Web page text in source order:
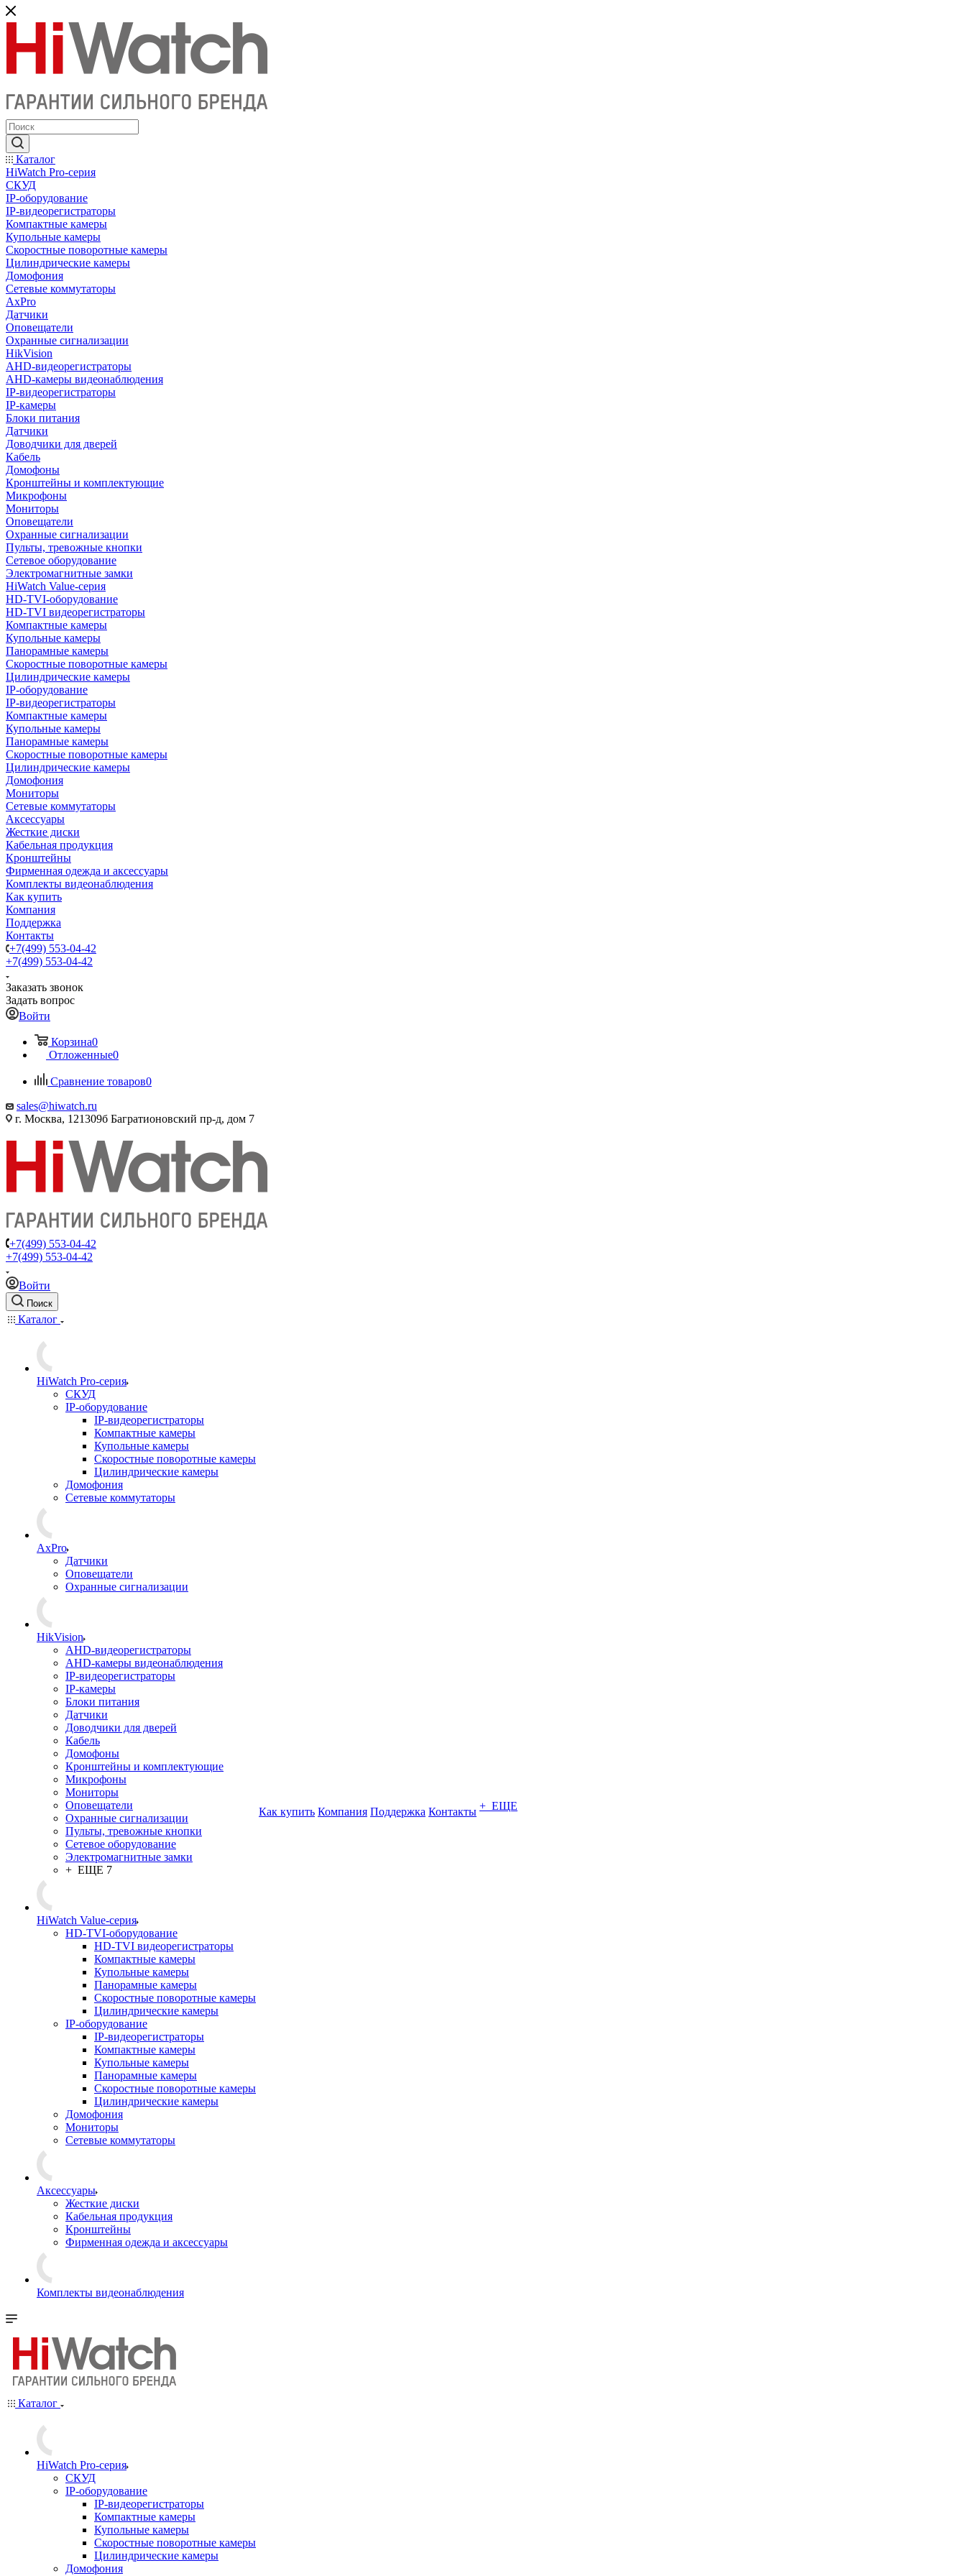
Каталог
HiWatch Pro-серия
CКУД
IP-оборудование
IP-видеорегистраторы
Компактные камеры
Купольные камеры
Скоростные поворотные камеры
Цилиндрические камеры
Домофония
Сетевые коммутаторы
AxPro
Датчики
Оповещатели
Охранные сигнализации
HikVision
AHD-видеорегистраторы
AHD-камеры видеонаблюдения
IP-видеорегистраторы
IP-камеры
Блоки питания
Датчики
Доводчики для дверей
Кабель
Домофоны
Кронштейны и комплектующие
Микрофоны
Мониторы
Оповещатели
Охранные сигнализации
Пульты, тревожные кнопки
Сетевое оборудование
Электромагнитные замки
HiWatch Value-серия
HD-TVI-оборудование
HD-TVI видеорегистраторы
Компактные камеры
Купольные камеры
Панорамные камеры
Скоростные поворотные камеры
Цилиндрические камеры
IP-оборудование
IP-видеорегистраторы
Компактные камеры
Купольные камеры
Панорамные камеры
Скоростные поворотные камеры
Цилиндрические камеры
Домофония
Мониторы
Сетевые коммутаторы
Аксессуары
Жесткие диски
Кабельная продукция
Кронштейны
Фирменная одежда и аксессуары
Комплекты видеонаблюдения
Как купить
Компания
Поддержка
Контакты
+7(499) 553-04-42
+7(499) 553-04-42
Заказать звонок
Задать вопрос
Войти
Корзина0
Отложенные0
Сравнение товаров0
sales@hiwatch.ru
г. Москва, 121309б Багратионовский пр-д, дом 7
+7(499) 553-04-42
+7(499) 553-04-42
Войти
Поиск
Каталог
HiWatch Pro-серия
CКУД
IP-оборудование
IP-видеорегистраторы
Компактные камеры
Купольные камеры
Скоростные поворотные камеры
Цилиндрические камеры
Домофония
Сетевые коммутаторы
AxPro
Датчики
Оповещатели
Охранные сигнализации
HikVision
AHD-видеорегистраторы
AHD-камеры видеонаблюдения
IP-видеорегистраторы
IP-камеры
Блоки питания
Датчики
Доводчики для дверей
Кабель
Домофоны
Кронштейны и комплектующие
Микрофоны
Мониторы
Оповещатели
Охранные сигнализации
Пульты, тревожные кнопки
Сетевое оборудование
Электромагнитные замки
+ ЕЩЕ 7
HiWatch Value-серия
HD-TVI-оборудование
HD-TVI видеорегистраторы
Компактные камеры
Купольные камеры
Панорамные камеры
Скоростные поворотные камеры
Цилиндрические камеры
IP-оборудование
IP-видеорегистраторы
Компактные камеры
Купольные камеры
Панорамные камеры
Скоростные поворотные камеры
Цилиндрические камеры
Домофония
Мониторы
Сетевые коммутаторы
Аксессуары
Жесткие диски
Кабельная продукция
Кронштейны
Фирменная одежда и аксессуары
Комплекты видеонаблюдения
Как купить Компания Поддержка Контакты + ЕЩЕ
Каталог
HiWatch Pro-серия
CКУД
IP-оборудование
IP-видеорегистраторы
Компактные камеры
Купольные камеры
Скоростные поворотные камеры
Цилиндрические камеры
Домофония